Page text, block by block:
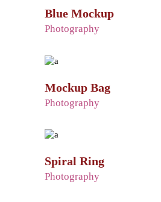
Blue Mockup
Photography
Mockup Bag
Photography
Spiral Ring
Photography